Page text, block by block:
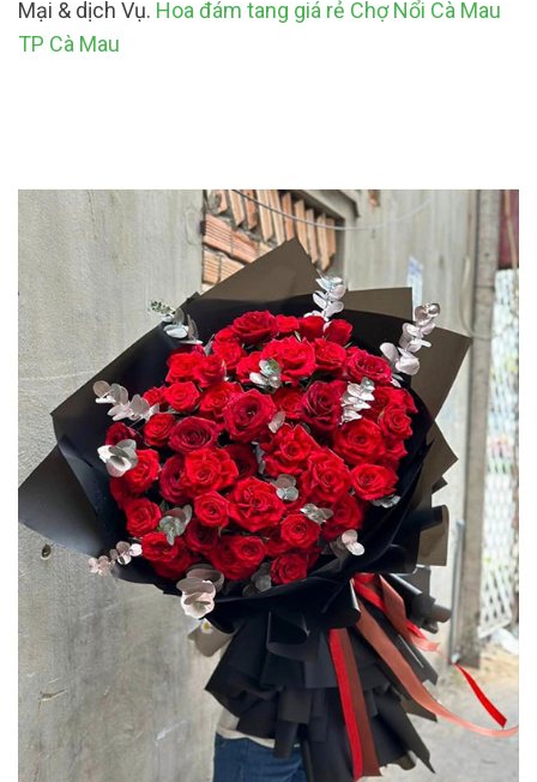
Mại & dịch Vụ. Hoa đám tang giá rẻ Chợ Nổi Cà Mau
TP Cà Mau